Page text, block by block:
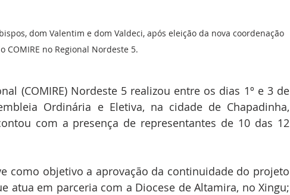
dom Valentim e dom Valdeci, após eleição da nova coordenação
COMIRE no Regional Nordeste 5.
(COMIRE) Nordeste 5 realizou entre os dias 1º e 3 de
Ordinária e Eletiva, na cidade de Chapadinha,
com a presença de representantes de 10 das 12
como objetivo a aprovação da continuidade do projeto
atua em parceria com a Diocese de Altamira, no Xingu;